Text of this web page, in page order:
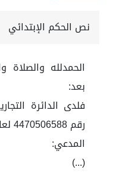
نص الحكم الإبتدائي
الحمدلله والصلاة
بعد:
فلدى الدائرة
رقم 4470506588 لعام 1444هـ
المدعي:
(...)